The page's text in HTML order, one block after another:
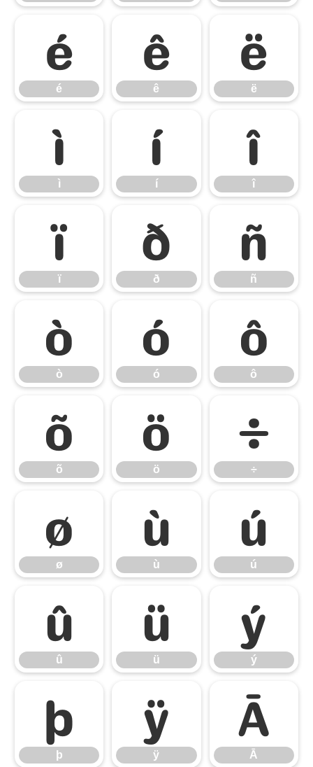
é
é ê
ê ë
ë
ì
ì í
í î
î
ï
ï ð
ð ñ
ñ
ò
ò ó
ó ô
ô
õ
õ ö
ö ÷
÷
ø
ø ù
ù ú
ú
û
û ü
ü ý
ý
þ
þ ÿ
ÿ Ā
Ā